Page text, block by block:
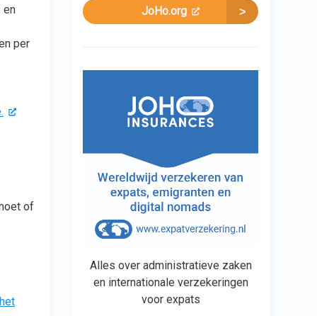
en
per
of
JoHo.org
Alles over administratieve zaken
en internationale verzekeringen
voor expats